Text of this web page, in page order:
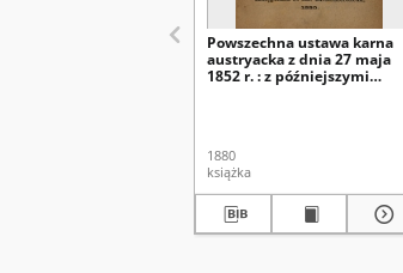
Powszechna ustawa karna
austryacka z dnia 27 maja
1852 r. : z późniejszymi
zbrodniach. $$. 1-232
1880
książka